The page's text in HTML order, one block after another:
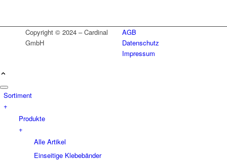
Copyright © 2024 – Cardinal
GmbH
AGB
Datenschutz
Impressum
Sortiment
+
Produkte
+
Alle Artikel
Einseitige Klebebänder